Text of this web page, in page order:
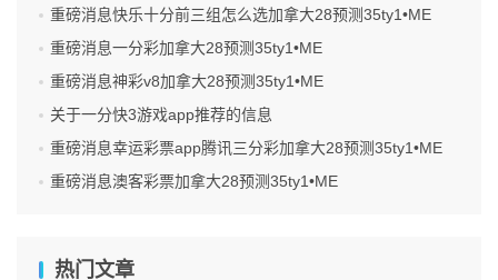
重磅消息快乐十分前三组怎么选加拿大28预测35ty1 •ME
重磅消息一分彩加拿大28预测35ty1 •ME
重磅消息神彩v8加拿大28预测35ty1 •ME
关于一分快3游戏app推荐的信息
重磅消息幸运彩票app腾讯三分彩加拿大28预测35ty1 •ME
重磅消息澳客彩票加拿大28预测35ty1 •ME
热门文章